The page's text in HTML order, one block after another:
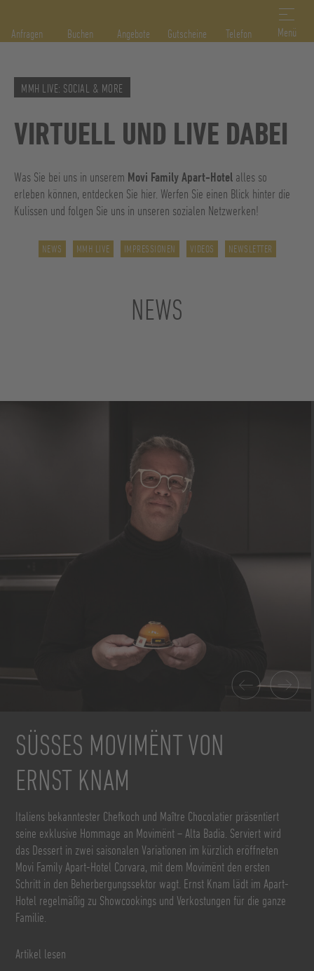
Menü
Telefon
EN
Anfragen Buchen Angebote Gutscheine
MMH LIVE: SOCIAL & MORE
VIRTUELL UND LIVE DABEI
Was Sie bei uns in unserem Movi Family Apart-Hotel alles so
erleben können, entdecken Sie hier. Werfen Sie einen Blick hinter die
Kulissen und folgen Sie uns in unseren sozialen Netzwerken!
NEWS MMH LIVE IMPRESSIONEN VIDEOS NEWSLETTER
NEWS
SÜSSES MOVIMËNT VON E
RNST KNAM
Italiens bekanntester Chefkoch und Maître Chocolatier präsentiert
seine exklusive Hommage an Movimënt – Alta Badia. Serviert wird
das Dessert in zwei saisonalen Variationen im kürzlich eröffneten
Movi Family Apart-Hotel Corvara, mit dem Movimënt den ersten
Schritt in den Beherbergungssektor wagt. Ernst Knam lädt im Apart-
Hotel regelmäßig zu Showcookings und Verkostungen für die ganze
Familie.
Artikel lesen